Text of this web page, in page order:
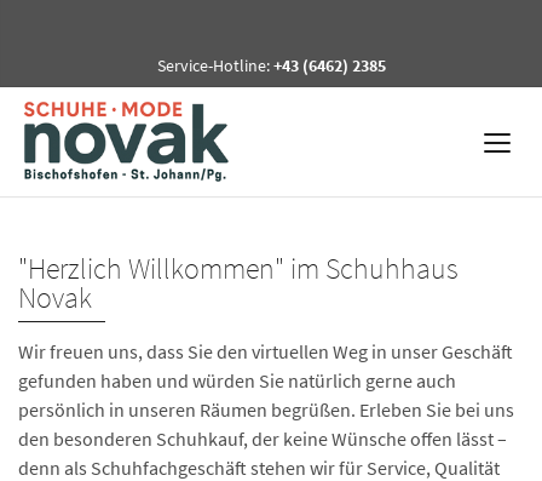
Service-Hotline:+43 (6462) 2385
"Herzlich Willkommen" im Schuhhaus
Novak
Wir freuen uns, dass Sie den virtuellen Weg in unser Geschäft
gefunden haben und würden Sie natürlich gerne auch
persönlich in unseren Räumen begrüßen. Erleben Sie bei uns
den besonderen Schuhkauf, der keine Wünsche offen lässt –
denn als Schuhfachgeschäft stehen wir für Service, Qualität